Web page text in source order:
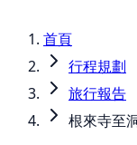
首頁
行程規劃
旅行報告
根來寺至